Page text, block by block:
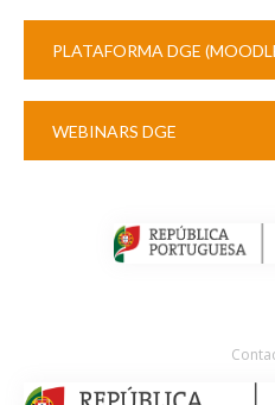
PLATAFORMA DGE
WEBINARS DGE